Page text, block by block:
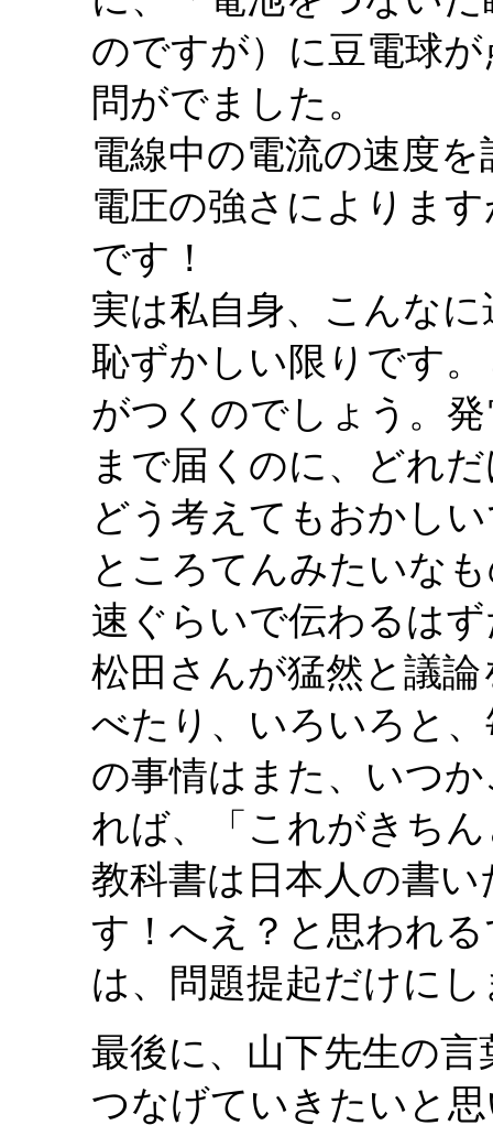
のですが）に豆電球
問がでました。
電線中の電流の速度
電圧の強さによりま
です！
実は私自身、こんな
恥ずかしい限りです
がつくのでしょう。
まで届くのに、どれ
どう考えてもおかし
ところてんみたいな
速ぐらいで伝わるは
松田さんが猛然と議
べたり、いろいろと
の事情はまた、いつ
れば、「これがきち
教科書は日本人の書
す！へえ？と思われ
は、問題提起だけに
最後に、山下先生の
つなげていきたいと